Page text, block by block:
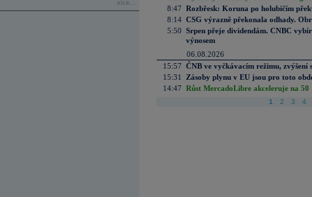
více...
8:47 Rozbřesk: Koruna po holubičím
8:14 CSG výrazně překonala odhady.
5:50 Srpen přeje dividendám. CNBC
výnosem
06.08.2026
15:57 ČNB ve vyčkávacím režimu, zvýšení
15:31
Zásoby plynu v EU jsou pro toto
14:47 Růst MercadoLibre akceleruje na
1 2 3 4